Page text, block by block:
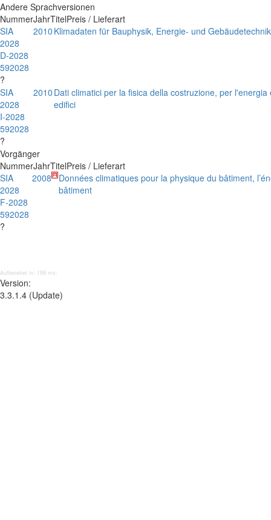
Andere Sprachversionen
NummerJahrTitelPreis / Lieferart
SIA
2028
D-2028
592028
?
2010 Klimadaten für Bauphysik, Energie- und Gebäudetechnik
SIA
2028
I-2028
592028
?
2010 Dati climatici per la fisica della costruzione, per
edifici
Vorgänger
NummerJahrTitelPreis / Lieferart
SIA
2028
F-2028
592028
?
2008
Données climatiques pour la physique du bâtiment,
bâtiment
Aufbereitet in: 199 ms;
Version:
3.3.1.4 (Update)